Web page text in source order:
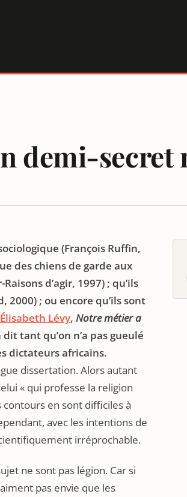
demi-secret
(François Ruffin,
des chiens de garde aux
Raisons d’agir, 1997) ; qu’ils
2000) ; ou encore qu’ils sont
Élisabeth Lévy, Notre métier a
tant qu’on n’a pas gueulé
dictateurs africains.
dissertation. Alors autant
« qui professe la religion
en sont difficiles à
avec les intentions de
irréprochable.
ne sont pas légion. Car si
pas envie que les